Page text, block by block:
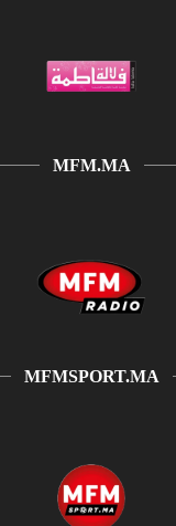
MFM.MA
MFMSPORT.MA